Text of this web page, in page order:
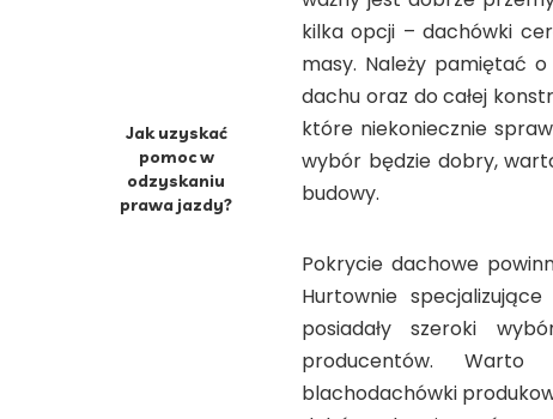
Jak uzyskać
pomoc w
odzyskaniu
prawa jazdy?
kilka opcji – dachówki
masy. Należy pamiętać
dachu oraz do całej
które niekoniecznie
wybór będzie dobry,
budowy.
Pokrycie dachowe
Hurtownie
posiadały szeroki
producentów.
blachodachówki